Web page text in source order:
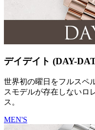
デイデイト (DAY-
世界初の曜日をフルスペ
スモデルが存在しないロ
ス。
MEN'S